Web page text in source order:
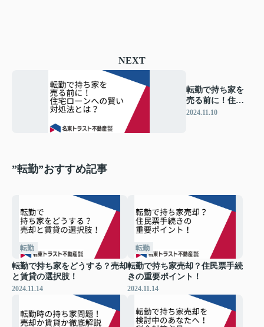
NEXT
転勤で持ち家を
売る前に！住宅
ローンへの賢い
2024.11.10
”転勤”おすすめ記事
転勤
転勤で持ち家をどうする？売却
と賃貸の選択肢！
2024.11.14
転勤
転勤で持ち家売却？住民票手続
きの重要ポイント！
2024.11.14